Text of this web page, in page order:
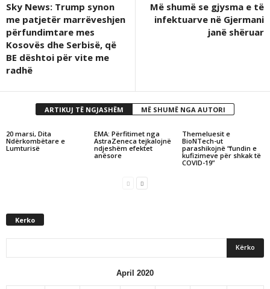
Sky News: Trump synon
me patjetër marrëveshjen
përfundimtare mes
Kosovës dhe Serbisë, që
BE dështoi për vite me
radhë
Më shumë se gjysma e të
infektuarve në Gjermani
janë shëruar
ARTIKUJ TË NGJASHËM MË SHUMË NGA AUTORI
20 marsi, Dita
Ndërkombëtare e
Lumturisë
EMA: Përfitimet nga
AstraZeneca tejkalojnë
ndjeshëm efektet
anësore
Themeluesit e
BioNTech-ut
parashikojnë “fundin e
kufizimeve për shkak të
COVID-19”
Kerko
April 2020